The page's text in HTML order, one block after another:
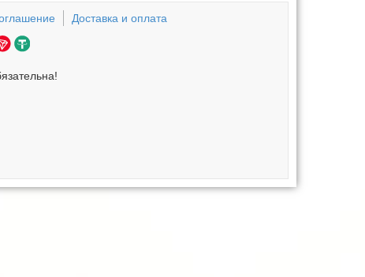
Доставка и оплата